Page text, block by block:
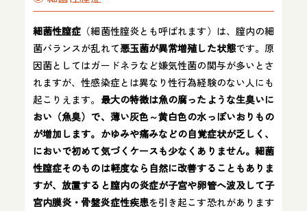
細菌性膣症 （細菌性膣炎とも呼ばれます）は、膣内の細
菌バランスが乱れて悪玉菌が異常増殖した状態です。原
因菌としてはガードネラなど嫌気性菌の関与が多いとさ
れますが、性感染症とは異なり性行為経験のない人にも
起こりえます。 最大の特徴は魚の腐ったような生臭いに
おい（魚臭）で、薄い灰色～黄白色の水っぽいおりもの
が増加します​。かゆみや痛みなどの自覚症状が乏しく、
においで初めて気づくケースも少なくありません。細菌
性膣症そのものは軽度なら自然に改善することもありま
すが、放置すると膣内の炎症が子宮や卵管へ波及して子
宮内膜炎・骨盤炎症性疾患を引き起こす恐れがあります​